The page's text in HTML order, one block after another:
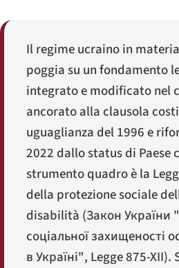
Il regime ucraino in
poggia su un fondamento
integrato e modificato nel
ancorato alla clausola
uguaglianza del 1996 e
2022 dallo status di Paese
strumento quadro è la
della protezione sociale
disabilità (Закон України
соціальної захищеності
в Україні", Legge 875-XII).